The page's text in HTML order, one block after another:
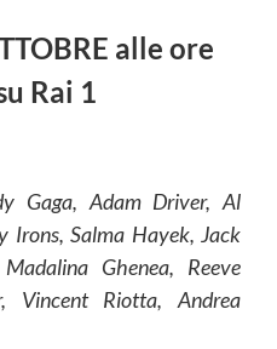
alle ore
Rai 1
Gaga, Adam Driver, Al
Irons, Salma Hayek, Jack
Ghenea, Reeve
Vincent Riotta, Andrea